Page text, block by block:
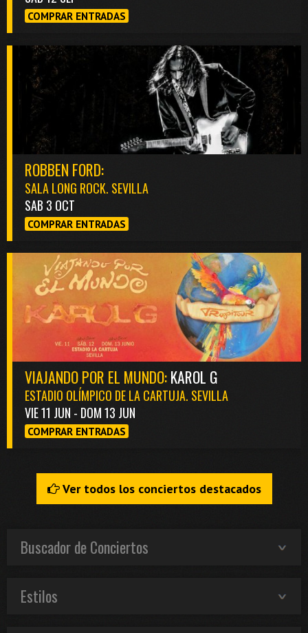
COMPRAR ENTRADAS
ROBBEN FORD:
SALA LONG ROCK. SEVILLA
SAB 3 OCT
COMPRAR ENTRADAS
VIAJANDO POR EL MUNDO:KAROL G
ESTADIO OLÍMPICO DE LA CARTUJA. SEVILLA
VIE 11 JUN - DOM 13 JUN
COMPRAR ENTRADAS
Ver todos los conciertos destacados
Buscador de Conciertos
Estilos